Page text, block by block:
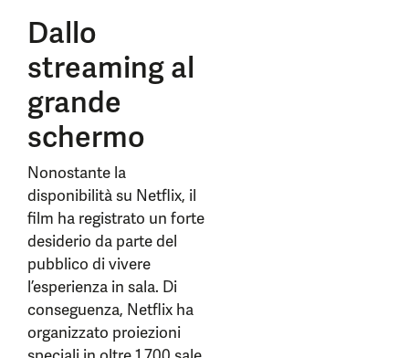
Dallo
streaming al
grande
schermo
Nonostante la
disponibilità su Netflix, il
film ha registrato un forte
desiderio da parte del
pubblico di vivere
l’esperienza in sala. Di
conseguenza, Netflix ha
organizzato proiezioni